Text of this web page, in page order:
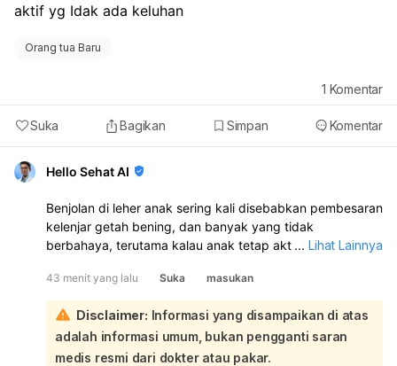
aktif yg Idak ada keluhan
Orang tua Baru
Suka Bagikan Simpan Komentar
1 Komentar
Hello Sehat AI
Benjolan di leher anak sering kali disebabkan pembesaran
kelenjar getah bening, dan banyak yang tidak
berbahaya, terutama kalau anak tetap aktif dan tidak ada
macam, seperti infeksi virus/bakteri, masalah gigi, alergi,
gondongan, gangguan tiroid, atau lebih jarang kondisi
yang serius:
Sebaiknya anak diperiksa ke dokter untuk memastikan
penyebab benjolan dan apakah perlu pengobatan.
... Lihat Lainnya
43 menit yang lalu Suka masukan
Disclaimer: Informasi yang disampaikan di atas
adalah informasi umum, bukan pengganti saran
medis resmi dari dokter atau pakar.